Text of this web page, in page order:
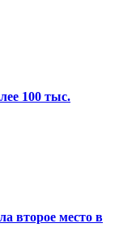
100 тыс.
второе место в